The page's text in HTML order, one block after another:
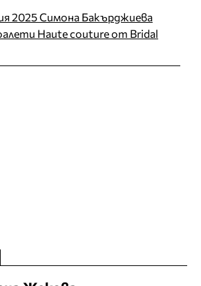
2025 Симона Бакърджиева
Haute couture от Bridal